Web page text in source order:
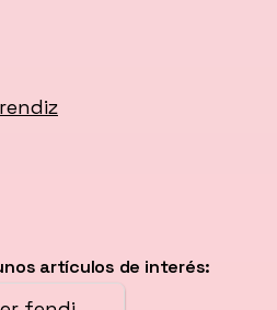
artículos de interés: